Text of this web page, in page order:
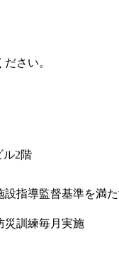
さい。
ル2階
指導監督基準を満
災訓練毎月実施